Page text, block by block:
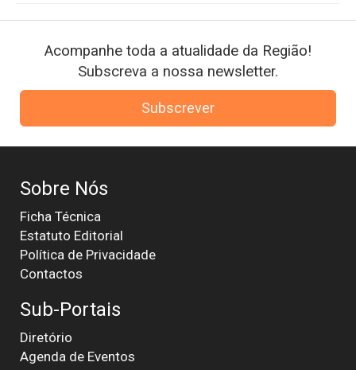
Acompanhe toda a atualidade da Região!
Subscreva a nossa newsletter.
Subscrever
Sobre Nós
Ficha Técnica
Estatuto Editorial
Política de Privacidade
Contactos
Sub-Portais
Diretório
Agenda de Eventos